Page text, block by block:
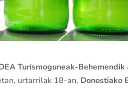
Turismoguneak-Behemendik
urtarrilak 18-an, Donostiako